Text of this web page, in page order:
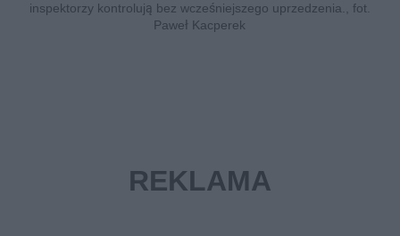
inspektorzy kontrolują bez wcześniejszego uprzedzenia., fot.
Paweł Kacperek